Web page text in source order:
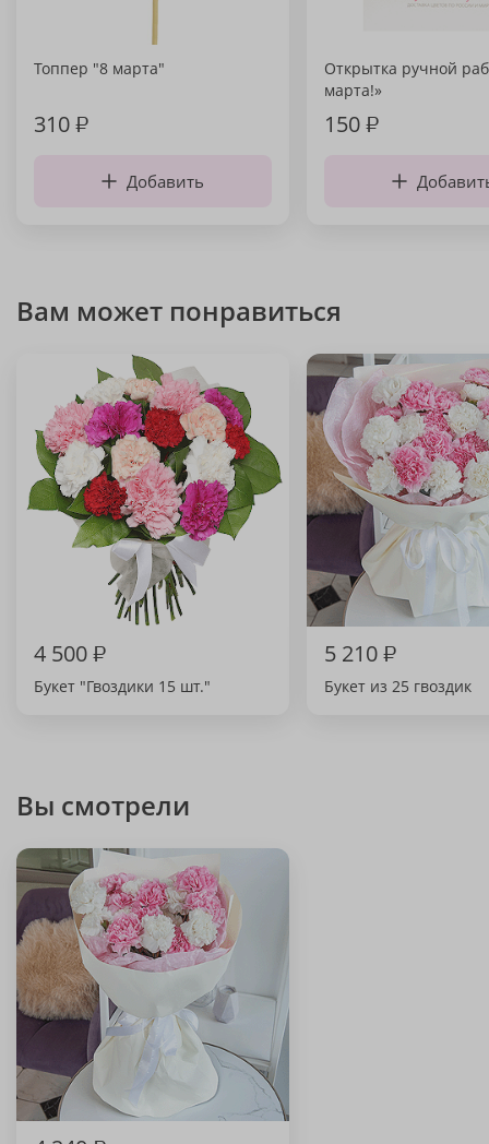
Топпер "8 марта"
310₽
Добавить
Открытка ручной
марта!»
150₽
Вам может понравиться
4 500₽
Букет "Гвоздики 15 шт."
5 210₽
Букет из 25 гвоздик
Вы смотрели